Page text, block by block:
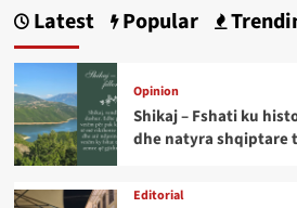
Latest Popular
Opinion
Shikaj – Fshati ku
dhe natyra shqiptare
Editorial